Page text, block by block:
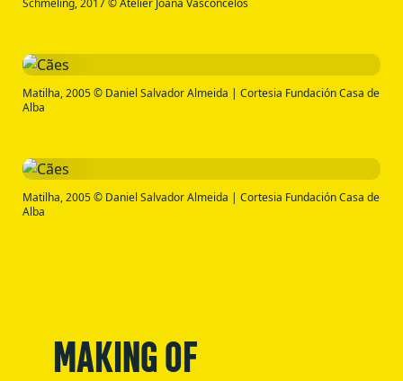
Schmeling, 2017 © Atelier Joana Vasconcelos
Matilha, 2005 © Daniel Salvador Almeida | Cortesia Fundación Casa de
Alba
Matilha, 2005 © Daniel Salvador Almeida | Cortesia Fundación Casa de
Alba
MAKING OF